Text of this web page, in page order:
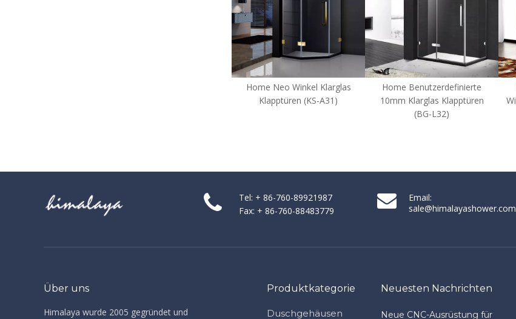
Home Benutzerdefinierte
10mm Klarglas Klapptüren
Benutzerdefinierte NEO-
Winkel 10mm Glas Klapptüren
(BG-A31-A)
Tel: + 86-760-89921987
Fax: + 86-760-88483779
Email:
sale@himalayashower.com
Über uns
Himalaya wurde 2005 gegründet und
Produktkategorie
Duschgehäusen
Neuesten Nachrichten
Neue CNC-Ausrüstung für